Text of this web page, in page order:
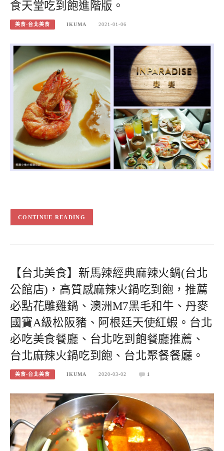
食天堂吃到飽進階版。
美食-台北美食 IKUMA 2021-01-06
CONTINUE READING
【台北美食】新馬辣經典麻辣火鍋(台北
公館店)，高質感麻辣火鍋吃到飽，推薦
必點花雕雞鍋、澳洲M7黑毛和牛、丹麥
國寶A級松阪豬、阿根廷天使紅蝦。台北
必吃美食餐廳、台北吃到飽餐廳推薦、
台北麻辣火鍋吃到飽、台北聚餐餐廳。
美食-台北美食 IKUMA 2020-03-02 1